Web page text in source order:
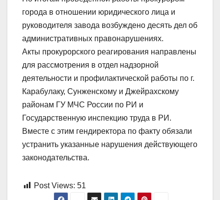
города в отношении юридического лица и
руководителя завода возбуждено десять дел об
административных правонарушениях.
Акты прокурорского реагирования направлены
для рассмотрения в отдел надзорной
деятельности и профилактической работы по г.
Карабулаку, Сунженскому и Джейрахскому
районам ГУ МЧС России по РИ и
Государственную инспекцию труда в РИ.
Вместе с этим гендиректора по факту обязали
устранить указанные нарушения действующего
законодательства.
Post Views: 51